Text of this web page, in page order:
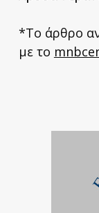
*Το άρθρο
με το